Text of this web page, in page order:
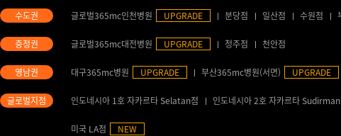
글로벌365mc인천병원 UPGRADE 분당점 일산점 수원점
글로벌365mc대전병원 UPGRADE 청주점 천안점
대구365mc병원 UPGRADE 부산365mc병원(서면) UPGRADE
인도네시아 1호 자카르타 Selatan점 인도네시아 2호 자카르타
미국 LA점 NEW